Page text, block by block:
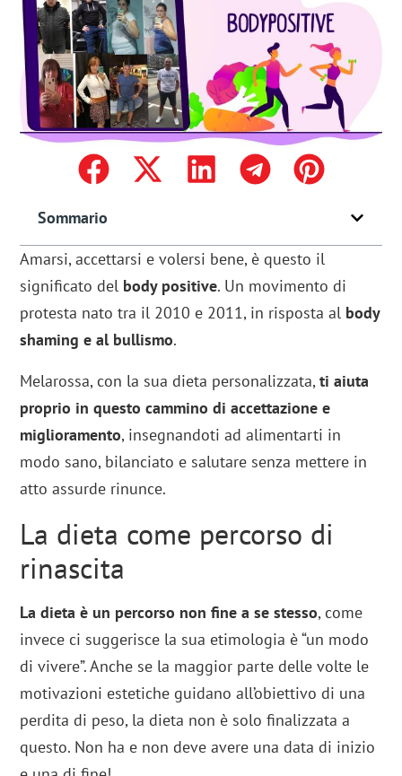
Sommario
Amarsi, accettarsi e volersi bene, è questo il
significato del body positive. Un movimento di
protesta nato tra il 2010 e 2011, in risposta al body
shaming e al bullismo.
Melarossa, con la sua dieta personalizzata,ti aiuta
proprio in questo cammino di accettazione e
miglioramento, insegnandoti ad alimentarti in
modo sano, bilanciato e salutare senza mettere in
atto assurde rinunce.
La dieta come percorso di
rinascita
La dieta è un percorso non fine a se stesso, come
invece ci suggerisce la sua etimologia è “un modo
di vivere”. Anche se la maggior parte delle volte le
motivazioni estetiche guidano all’obiettivo di una
perdita di peso, la dieta non è solo finalizzata a
questo. Non ha e non deve avere una data di inizio